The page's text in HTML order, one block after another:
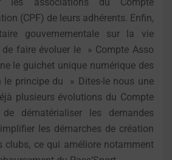
les associations du Compte
(CPF) de leurs adhérents. Enfin,
gouvernementale sur la vie
faire évoluer le » Compte Asso
le guichet unique numérique des
le principe du » Dites-le nous une
plusieurs évolutions du Compte
dématérialiser les demandes
les démarches de création
clubs, ce qui améliore notamment